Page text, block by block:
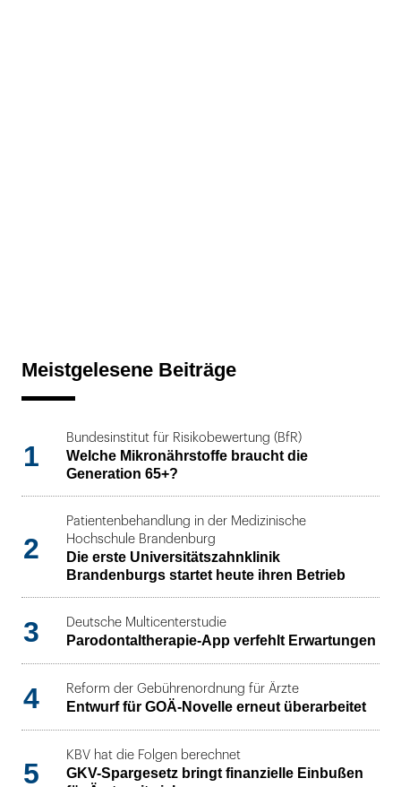
Meistgelesene Beiträge
1
Bundesinstitut für Risikobewertung (BfR)
Welche Mikronährstoffe braucht die
Generation 65+?
2
Patientenbehandlung in der Medizinische
Hochschule Brandenburg
Die erste Universitätszahnklinik
Brandenburgs startet heute ihren Betrieb
3 Deutsche Multicenterstudie
Parodontaltherapie-App verfehlt Erwartungen
4 Reform der Gebührenordnung für Ärzte
Entwurf für GOÄ-Novelle erneut überarbeitet
5
KBV hat die Folgen berechnet
GKV-Spargesetz bringt finanzielle Einbußen